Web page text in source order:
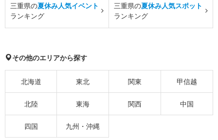
三重県の夏休み人気イベント
ランキング
三重県の夏休み人気スポット
ランキング
その他のエリアから探す
北海道 東北 関東 甲信越
北陸 東海 関西 中国
四国 九州・沖縄